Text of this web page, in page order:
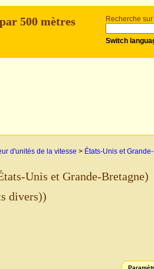
Recherche
Switch
500 mètres
d'unités de la vitesse > États-Unis et
Unis et Grande-Bretagne)
divers))